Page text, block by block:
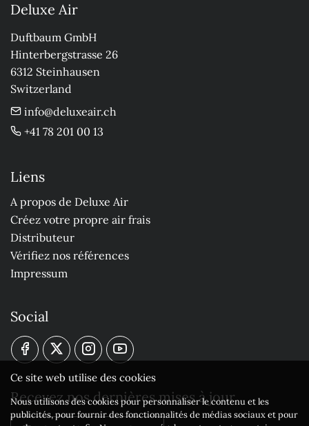
Deluxe Air
Duftbaum GmbH
Hinterbergstrasse 26
6312 Steinhausen
Switzerland
info@deluxeair.ch
+41 78 201 00 13
Liens
A propos de Deluxe Air
Créez votre propre air frais
Distributeur
Vérifiez nos références
Impressum
Social
Recevez nos dernières mises à jour
Ce site web utilise des cookies
Nous utilisons des cookies pour personnaliser le contenu et les
publicités, pour fournir des fonctionnalités de médias sociaux et pour